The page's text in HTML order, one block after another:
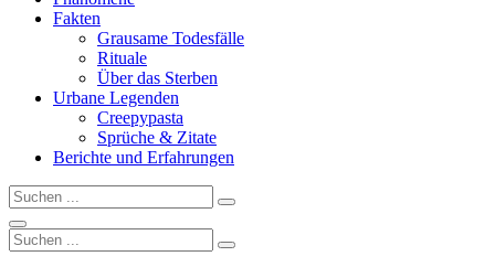
Fakten
Grausame Todesfälle
Rituale
Über das Sterben
Urbane Legenden
Creepypasta
Sprüche & Zitate
Berichte und Erfahrungen
Search
for:
Search
Search
Search
for:
Search